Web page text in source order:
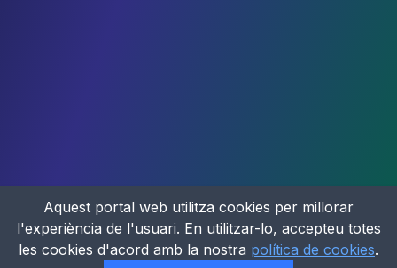
Aquest portal web utilitza cookies per millorar
l'experiència de l'usuari. En utilitzar-lo, accepteu totes
les cookies d'acord amb la nostra política de cookies.